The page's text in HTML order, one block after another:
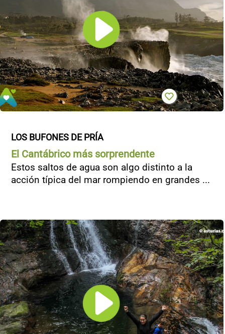
LOS BUFONES DE PRÍA
El Cantábrico más sorprendente
Estos saltos de agua son algo distinto a la
acción típica del mar rompiendo en grandes ...